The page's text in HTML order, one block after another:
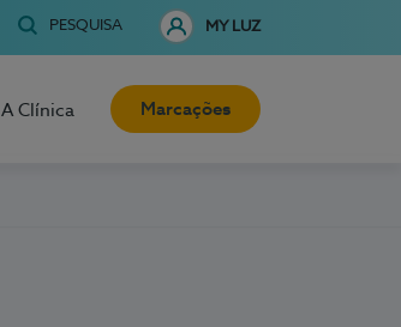
PESQUISA MY LUZ
A Clínica Marcações